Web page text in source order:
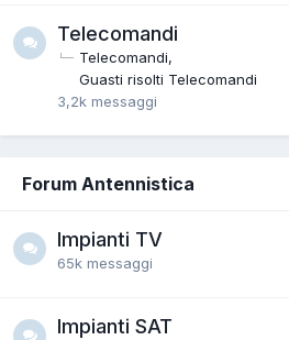
Telecomandi
Telecomandi
Guasti risolti Telecomandi
3,2k messaggi
Forum Antennistica
Impianti TV
65k messaggi
Impianti SAT